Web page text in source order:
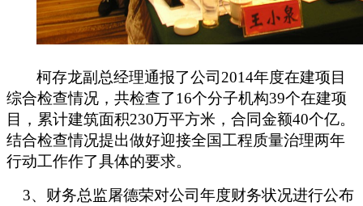
柯存龙副总经理通报了公司2014年度在建项目
综合检查情况，共检查了16个分子机构39个在建项
目，累计建筑面积230万平方米，合同金额40个亿。
结合检查情况提出做好迎接全国工程质量治理两年
行动工作作了具体的要求。
3、财务总监屠德荣对公司年度财务状况进行公布